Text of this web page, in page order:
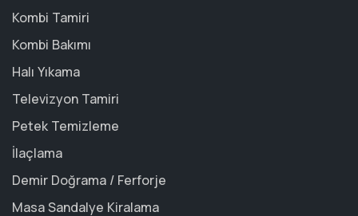
Kombi Tamiri
Kombi Bakımı
Halı Yıkama
Televizyon Tamiri
Petek Temizleme
İlaçlama
Demir Doğrama / Ferforje
Masa Sandalye Kiralama